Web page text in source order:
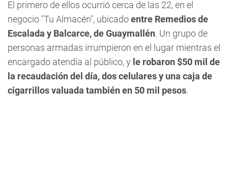
El primero de ellos ocurrió cerca de las 22, en el
negocio "Tu Almacén", ubicadoentre Remedios de
Escalada y Balcarce, de Guaymallén. Un grupo de
personas armadas irrumpieron en el lugar mientras el
encargado atendía al público, y le robaron $50 mil de
la recaudación del día, dos celulares y una caja de
cigarrillos valuada también en 50 mil pesos.